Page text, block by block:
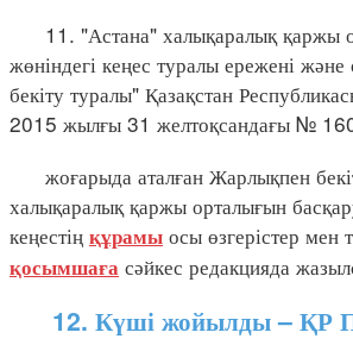
11. "Астана" халықаралық қаржы
жөніндегі кеңес туралы ережені
бекіту туралы" Қазақстан
2015 жылғы 31 желтоқсандағы №
жоғарыда аталған Жарлықпен
халықаралық қаржы орталығын
кеңестің құрамы осы өзгерістер мен
қосымшаға сәйкес редакцияда
12. Күші жойылды – ҚР